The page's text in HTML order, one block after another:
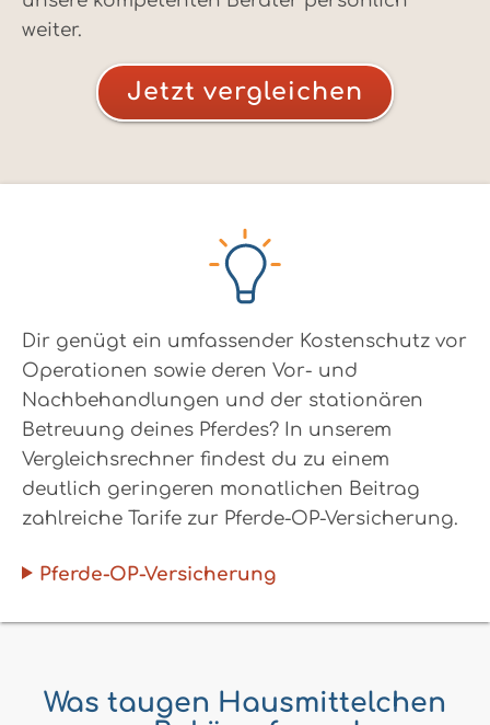
weiter.
Jetzt vergleichen
Dir genügt ein umfassender Kostenschutz vor
Operationen sowie deren Vor- und
Nachbehandlungen und der stationären
Betreuung deines Pferdes? In unserem
Vergleichsrechner findest du zu einem
deutlich geringeren monatlichen Beitrag
zahlreiche Tarife zur Pferde-OP-Versicherung.
Pferde-OP-Versicherung
Was taugen Hausmittelchen